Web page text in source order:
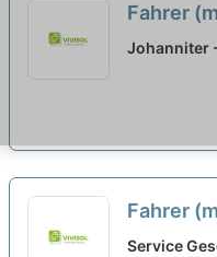
Fahrer
Johanniter
Fahrer
Service